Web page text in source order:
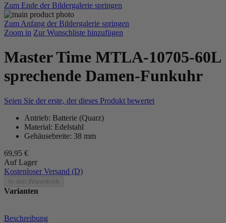
Zum Ende der Bildergalerie springen
Zum Anfang der Bildergalerie springen
Zoom in Zur Wunschliste hinzufügen
Master Time MTLA-10705-60L
sprechende Damen-Funkuhr
Seien Sie der erste, der dieses Produkt bewertet
Antrieb: Batterie (Quarz)
Material: Edelstahl
Gehäusebreite: 38 mm
69,95 €
Auf Lager
Kostenloser Versand (D)
In den Warenkorb
Varianten
Beschreibung